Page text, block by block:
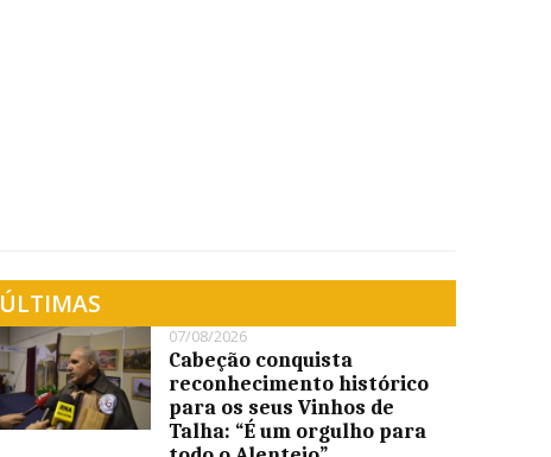
ÚLTIMAS
07/08/2026
Cabeção conquista
reconhecimento histórico
para os seus Vinhos de
Talha: “É um orgulho para